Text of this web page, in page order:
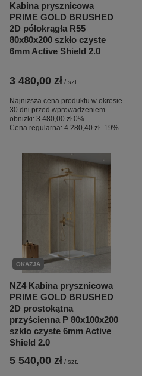
Kabina prysznicowa
PRIME GOLD BRUSHED
2D półokrągła R55
80x80x200 szkło czyste
6mm Active Shield 2.0
3 480,00 zł / szt.
Najniższa cena produktu w okresie
30 dni przed wprowadzeniem
obniżki: 3 480,00 zł 0%
Cena regularna: 4 280,40 zł -19%
OKAZJA
NZ4 Kabina prysznicowa
PRIME GOLD BRUSHED
2D prostokątna
przyścienna P 80x100x200
szkło czyste 6mm Active
Shield 2.0
5 540,00 zł / szt.